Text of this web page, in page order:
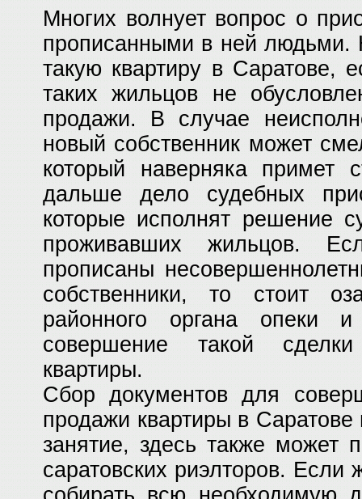
Многих волнует вопрос о
прописанными в ней людьми.
такую квартиру в Саратове,
таких жильцов не
продажи. В случае
новый собственник может
который наверняка примет
дальше дело судебных
которые исполнят решение
проживавших жильцов.
прописаны
собственники, то стоит
районного органа опеки и
совершение такой
квартиры.
Сбор документов для
продажи квартиры в
занятие, здесь также может
саратовских риэлторов.